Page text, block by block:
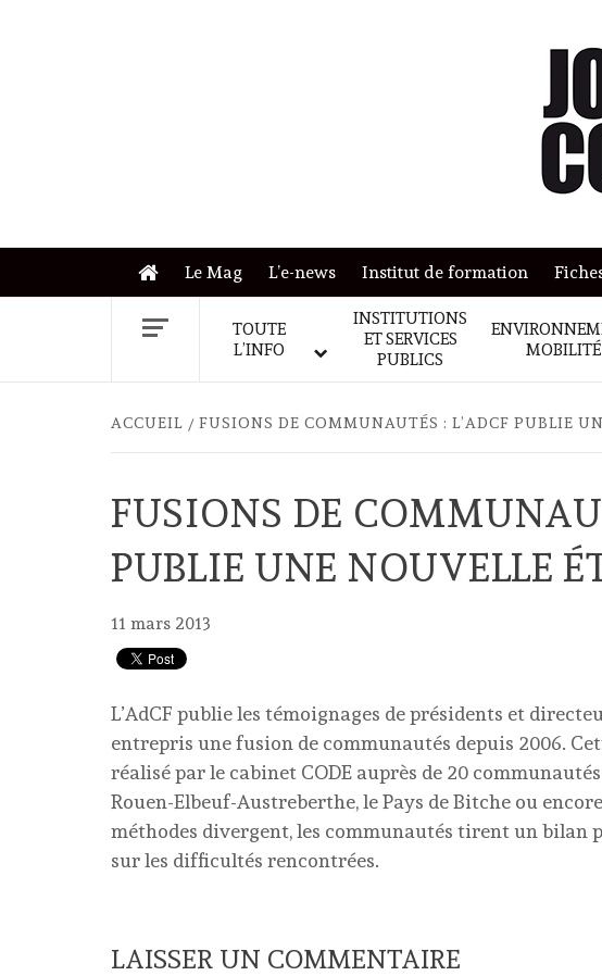
Le Mag L’e-news Institut de formation
TOUTE
L’INFO
INSTITUTIONS
ET SERVICES
PUBLICS
MOBILITÉ
ACCUEIL FUSIONS DE COMMUNAUTÉS : L’ADCF PUBLIE
FUSIONS DE
PUBLIE UNE NOUVELLE
11 mars 2013
L’AdCF publie les témoignages de présidents et
entrepris une fusion de communautés depuis 2006.
réalisé par le cabinet CODE auprès de 20
Rouen-Elbeuf-Austreberthe, le Pays de Bitche ou
méthodes divergent, les communautés tirent un
sur les difficultés rencontrées.
LAISSER UN COMMENTAIRE